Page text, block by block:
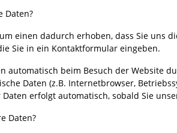
Daten?
einen dadurch erhoben, dass Sie uns
Sie in ein Kontaktformular eingeben.
automatisch beim Besuch der Website
Daten (z.B. Internetbrowser,
Daten erfolgt automatisch, sobald Sie
Daten?